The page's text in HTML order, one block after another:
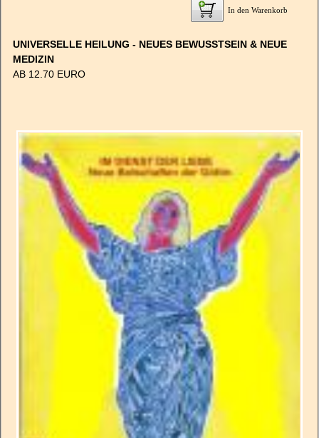
In den Warenkorb
UNIVERSELLE HEILUNG - NEUES BEWUSSTSEIN & NEUE
MEDIZIN
AB 12.70 EURO